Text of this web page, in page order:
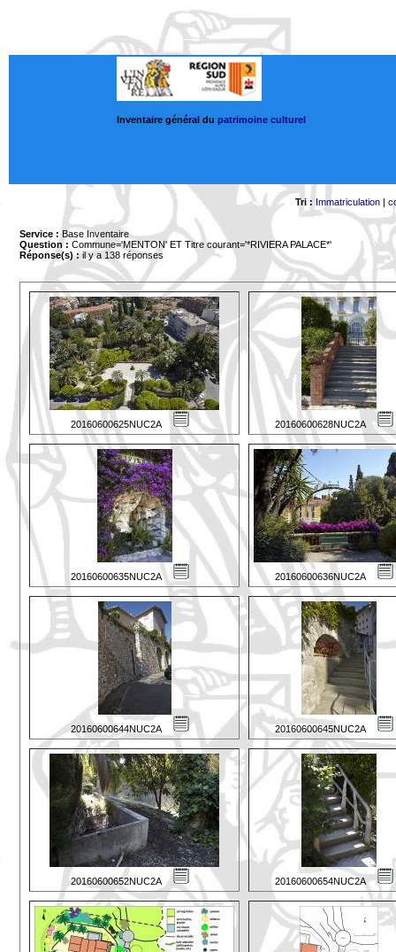
Inventaire général du patrimoine culturel
Tri : Immatriculation|
Service : Base Inventaire
Question : Commune='MENTON' ET Titre courant='*RIVIERA PALACE*'
Réponse(s) :il y a 138 réponses
20160600625NUC2A 20160600628NUC2A
20160600635NUC2A 20160600636NUC2A
20160600644NUC2A 20160600645NUC2A
20160600652NUC2A 20160600654NUC2A